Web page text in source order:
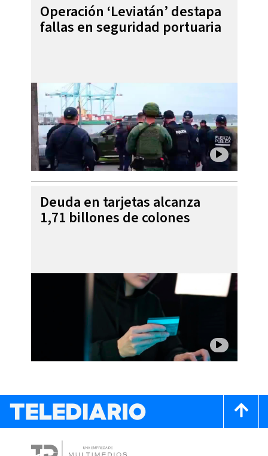
Operación ‘Leviatán’ destapa
fallas en seguridad portuaria
Deuda en tarjetas alcanza
1,71 billones de colones